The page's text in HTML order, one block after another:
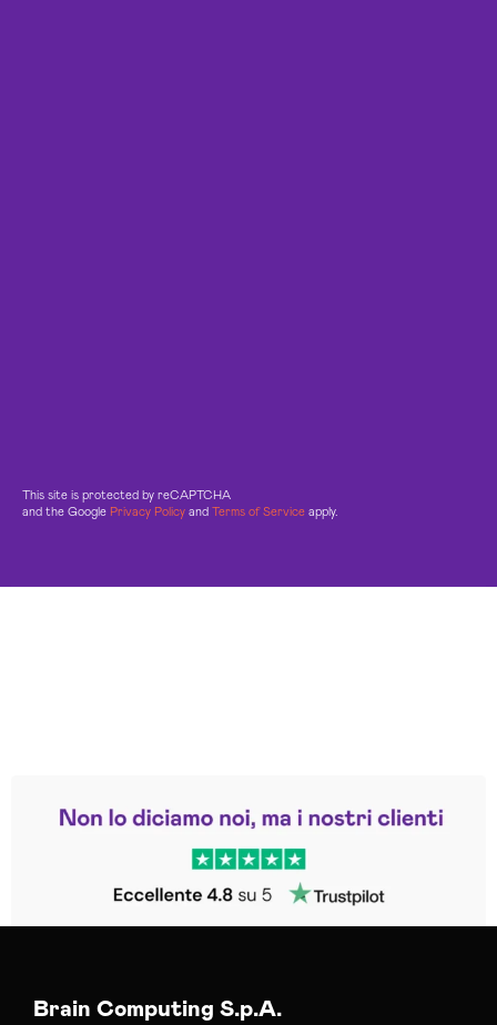
This site is protected by reCAPTCHA
and the Google Privacy Policy and Terms of Service apply.
Trustpilot
Brain Computing S.p.A.